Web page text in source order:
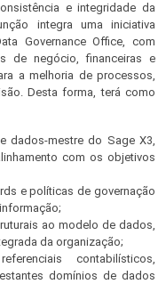
e integridade da
integra uma iniciativa
Governance Office, com
de negócio, financeiras e
a melhoria de processos,
Desta forma, terá como
dados-mestre do Sage X3,
com os objetivos
e políticas de governação
ao modelo de dados,
da organização;
contabilísticos,
domínios de dados